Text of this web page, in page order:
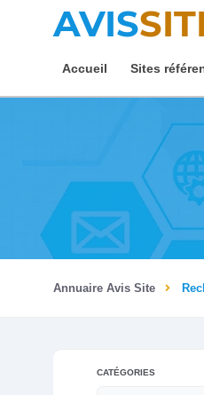
AVIS
Accueil Sites
Annuaire Avis Site
CATÉGORIES